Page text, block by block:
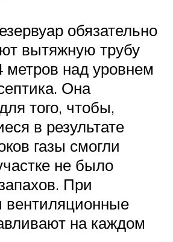
обязательно
вытяжную трубу
метров над уровнем
Она
того, чтобы,
в результате
газы смогли
не было
При
вентиляционные
на каждом